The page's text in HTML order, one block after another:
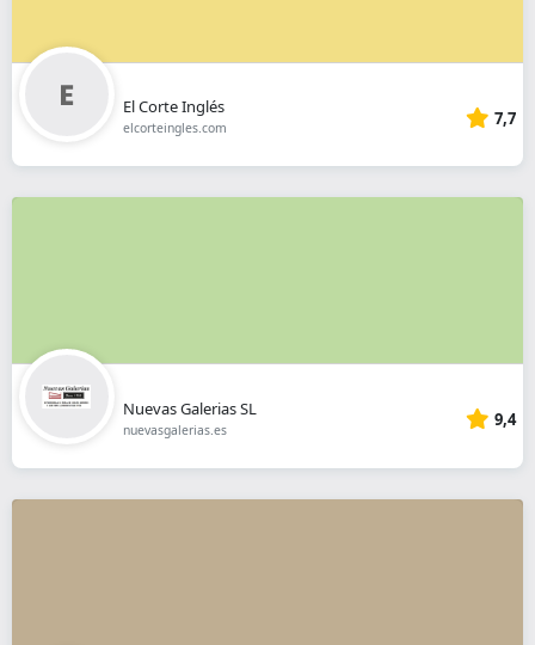
El Corte Inglés
elcorteingles.com 7,7
Nuevas Galerias SL
nuevasgalerias.es 9,4